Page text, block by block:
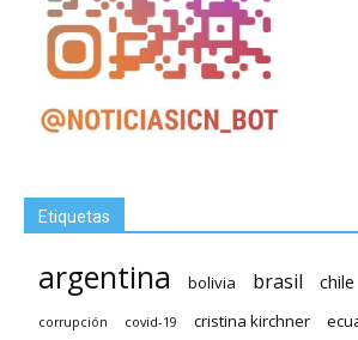
Etiquetas
argentina bolivia brasil chile
corrupción covid-19 cristina kirchner